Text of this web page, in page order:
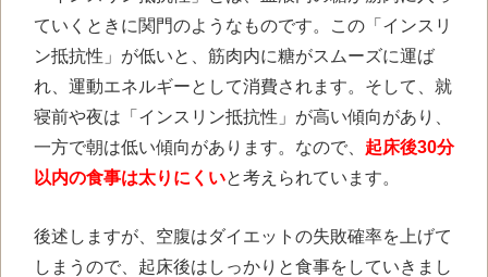
ていくときに関門のようなものです。この「インスリ
ン抵抗性」が低いと、筋肉内に糖がスムーズに運ば
れ、運動エネルギーとして消費されます。そして、就
寝前や夜は「インスリン抵抗性」が高い傾向があり、
一方で朝は低い傾向があります。なので、 起床後30分
以内の食事は太りにくいと考えられています。
後述しますが、空腹はダイエットの失敗確率を上げて
しまうので、起床後はしっかりと食事をしていきまし